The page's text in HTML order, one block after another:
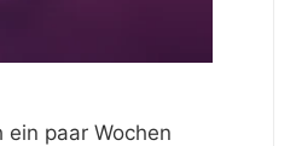
paar Wochen